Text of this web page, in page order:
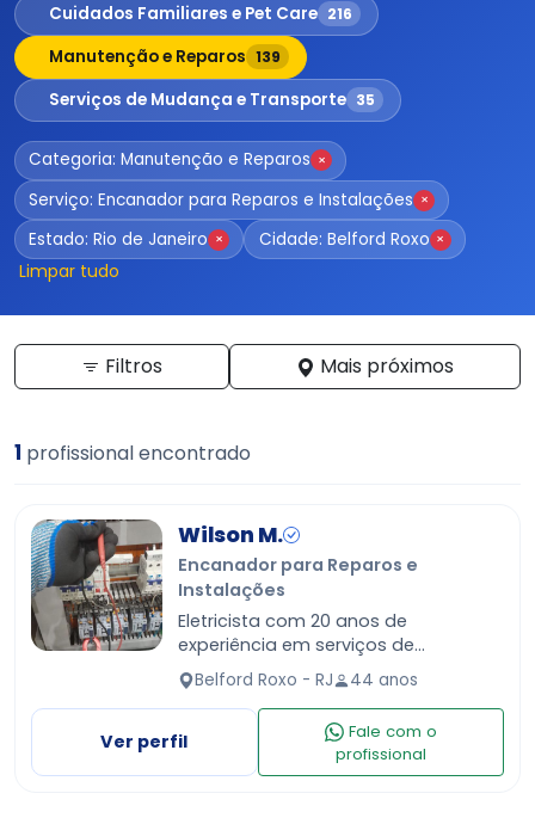
Cuidados Familiares e Pet Care 216
Manutenção e Reparos 139
Serviços de Mudança e Transporte 35
Categoria: Manutenção e Reparos ×
Serviço: Encanador para Reparos e Instalações ×
Estado: Rio de Janeiro × Cidade: Belford Roxo ×
Limpar tudo
Filtros Mais próximos
1 profissional encontrado
Wilson M.
Encanador para Reparos e
Instalações
Eletricista com 20 anos de
experiência em serviços de
manutenções e instalações
elétricas, hidráulicas, motores e
bombas d'água.
Belford Roxo - RJ 44 anos
Ver perfil
Fale com o
profissional